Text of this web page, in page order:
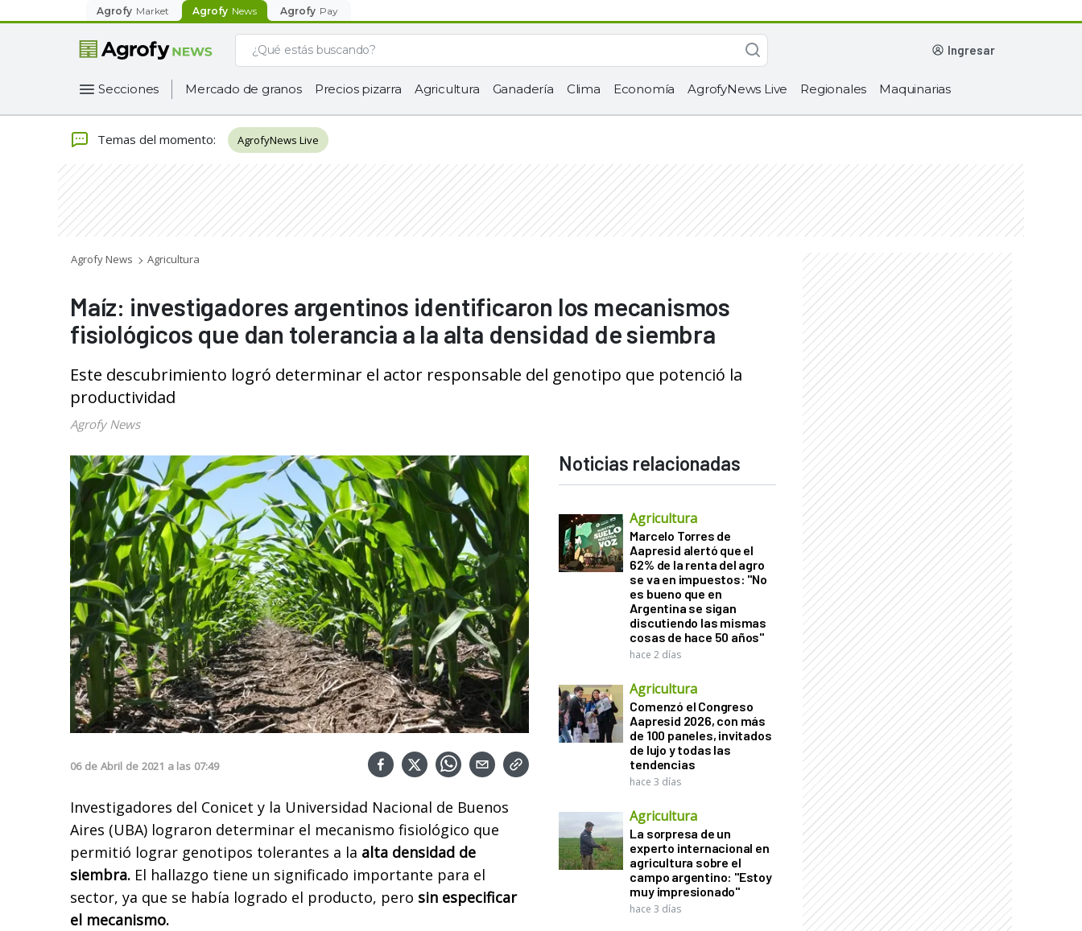
Agrofy Market Agrofy News Agrofy Pay
ingresar
Secciones Mercado de granos Precios pizarra Agricultura Ganadería Clima Economía AgrofyNews Live Regionales Maquinarias
Temas del momento: AgrofyNews Live
Agrofy News Agricultura
Maíz: investigadores argentinos identificaron los mecanismos
fisiológicos que dan tolerancia a la alta densidad de siembra
Este descubrimiento logró determinar el actor responsable del genotipo que potenció la
productividad
Agrofy News
06 de Abril de 2021 a las 07:49
Investigadores del Conicet y la Universidad Nacional de Buenos
Aires (UBA) lograron determinar el mecanismo fisiológico que
permitió lograr genotipos tolerantes a la alta densidad de
siembra. El hallazgo tiene un significado importante para el
sector, ya que se había logrado el producto, pero sin especificar
el mecanismo.
Noticias relacionadas
Agricultura
Marcelo Torres de
Aapresid alertó que el
62% de la renta del agro
se va en impuestos: "No
es bueno que en
Argentina se sigan
discutiendo las mismas
cosas de hace 50 años"
hace 2 días
Agricultura
Comenzó el Congreso
Aapresid 2026, con más
de 100 paneles, invitados
de lujo y todas las
tendencias
hace 3 días
Agricultura
La sorpresa de un
experto internacional en
agricultura sobre el
campo argentino: "Estoy
muy impresionado"
hace 3 días